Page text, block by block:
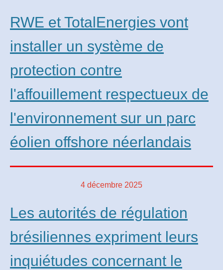
RWE et TotalEnergies vont
installer un système de
protection contre
l'affouillement respectueux de
l'environnement sur un parc
éolien offshore néerlandais
4 décembre 2025
Les autorités de régulation
brésiliennes expriment leurs
inquiétudes concernant le